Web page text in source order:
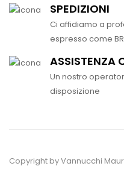
SPEDIZIONI
Ci affidiamo a
espresso come
ASSISTENZA
Un nostro
disposizione
Copyright by Vannucchi